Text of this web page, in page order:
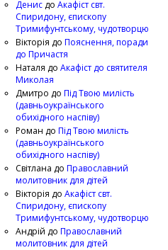
Денис до Акафіст свт.
Спиридону, єпископу
Тримифунтському, чудотворцю
Вікторія до Пояснення, поради
до Причастя
Наталя до Акафіст до святителя
Миколая
Дмитро до Під Твою милість
(давньоукраїнського
обихідного наспіву)
Роман до Під Твою милість
(давньоукраїнського
обихідного наспіву)
Світлана до Православний
молитовник для дітей
Вікторія до Акафіст свт.
Спиридону, єпископу
Тримифунтському, чудотворцю
Андрій до Православний
молитовник для дітей